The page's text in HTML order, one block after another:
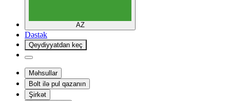
AZ
Dəstək
Qeydiyyatdan keç
Məhsullar
Bolt ilə pul qazanın
Şirkət